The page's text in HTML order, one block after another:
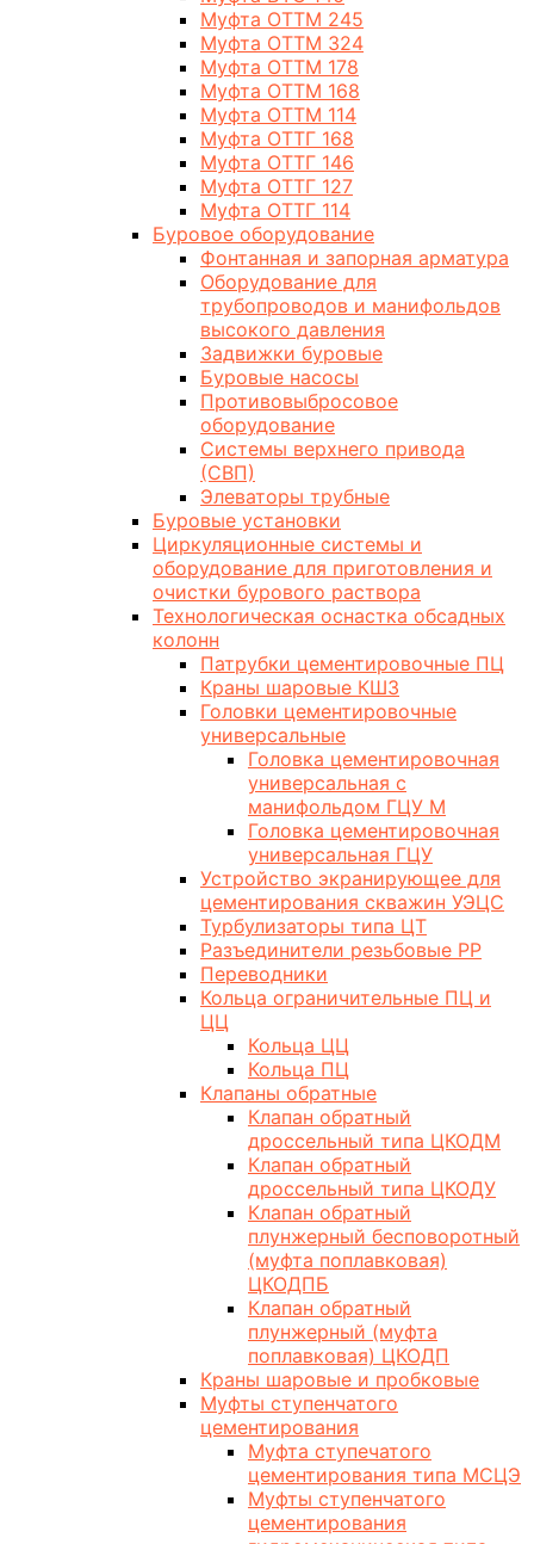
Муфта ОТТМ 245
Муфта ОТТМ 324
Муфта ОТТМ 178
Муфта ОТТМ 168
Муфта ОТТМ 114
Муфта ОТТГ 168
Муфта ОТТГ 146
Муфта ОТТГ 127
Муфта ОТТГ 114
Буровое оборудование
Фонтанная и запорная арматура
Оборудование для
трубопроводов и манифольдов
высокого давления
Задвижки буровые
Буровые насосы
Противовыбросовое
оборудование
Системы верхнего привода
(СВП)
Элеваторы трубные
Буровые установки
Циркуляционные системы и
оборудование для приготовления и
очистки бурового раствора
Технологическая оснастка обсадных
колонн
Патрубки цементировочные ПЦ
Краны шаровые КШЗ
Головки цементировочные
универсальные
Головка цементировочная
универсальная с
манифольдом ГЦУ М
Головка цементировочная
универсальная ГЦУ
Устройство экранирующее для
цементирования скважин УЭЦС
Турбулизаторы типа ЦТ
Разъединители резьбовые РР
Переводники
Кольца ограничительные ПЦ и
ЦЦ
Кольца ЦЦ
Кольца ПЦ
Клапаны обратные
Клапан обратный
дроссельный типа ЦКОДМ
Клапан обратный
дроссельный типа ЦКОДУ
Клапан обратный
плунжерный бесповоротный
(муфта поплавковая)
ЦКОДПБ
Клапан обратный
плунжерный (муфта
поплавковая) ЦКОДП
Краны шаровые и пробковые
Муфты ступенчатого
цементирования
Муфта ступечатого
цементирования типа МСЦЭ
Муфты ступенчатого
цементирования